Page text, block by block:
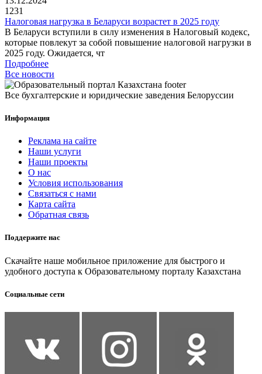
1231
Налоговая нагрузка в Беларуси возрастет в 2025 году
В Беларуси вступили в силу изменения в Налоговый кодекс,
которые повлекут за собой повышение налоговой нагрузки в
2025 году. Ожидается, чт
Подробнее
Все новости
Все бухгалтерские и юридические заведения Белоруссии
Информация
Реклама на сайте
Наши услуги
Наши проекты
О нас
Условия использования
Связаться с нами
Карта сайта
Обратная связь
Поддержите нас
Скачайте наше мобильное приложение для быстрого и
удобного доступа к Образовательному порталу Казахстана
Социальные сети